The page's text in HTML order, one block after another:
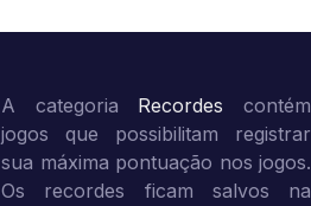
A categoria Recordes contém
jogos que possibilitam registrar
sua máxima pontuação nos jogos.
Os recordes ficam salvos na